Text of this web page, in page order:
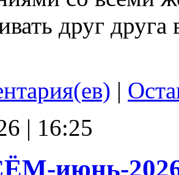
друг
|
| 16:25
июнь-